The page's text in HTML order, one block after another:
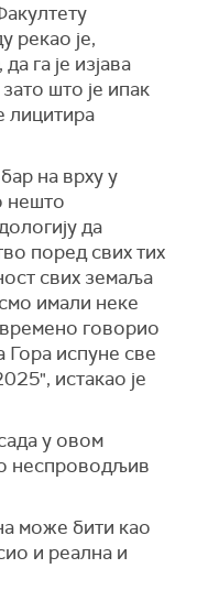
рекао је,
, да га је изјава
што је ипак
лицитира
на врху у
нешто
да
поред свих тих
свих земаља
имали неке
говорио
Гора испуне све
истакао је
у овом
неспроводљив
може бити као
и реална и